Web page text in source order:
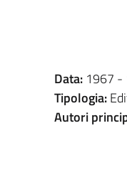
Data: 1967 -
Tipologia:
Autori